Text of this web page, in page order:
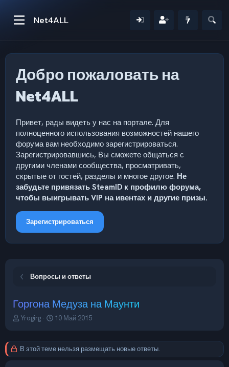
Net4ALL
Добро пожаловать на
Net4ALL
Привет, рады видеть у нас на портале. Для
полноценного использования возможностей нашего
форума вам необходимо зарегистрироваться.
Зарегистрировавшись, Вы сможете общаться с
другими членами сообщества, просматривать,
скрытые от гостей, разделы и многое другое. Не
забудьте привязать SteamID к профилю форума,
чтобы выигрывать VIP на ивентах и другие призы.
Зарегистрироваться
Вопросы и ответы
Горгона Медуза на Маунти
А
о
Yrogirg
Д10 Май 2015
В этой теме нельзя размещать новые ответы.